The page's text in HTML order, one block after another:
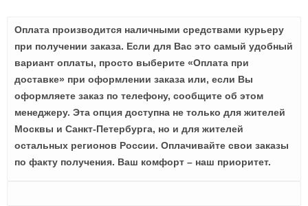
Оплата производится наличными средствами курьеру
при получении заказа. Если для Вас это самый удобный
вариант оплаты, просто выберите «Оплата при
доставке» при оформлении заказа или, если Вы
оформляете заказ по телефону, сообщите об этом
менеджеру. Эта опция доступна не только для жителей
Москвы и Санкт-Петербурга, но и для жителей
остальных регионов России. Оплачивайте свои заказы
по факту получения. Ваш комфорт – наш приоритет.